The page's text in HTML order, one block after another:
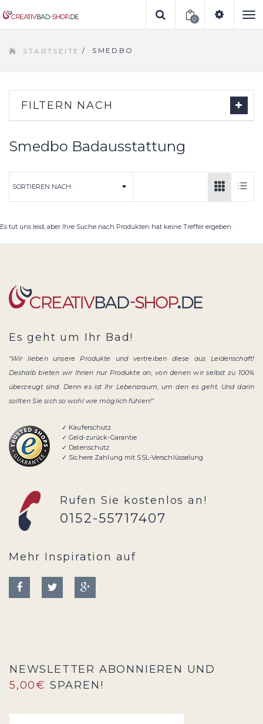
0
STARTSEITE / SMEDBO
FILTERN NACH
Smedbo Badausstattung
Es tut uns leid, aber Ihre Suche nach Produkten hat keine Treffer ergeben.
Es geht um Ihr Bad!
"Wir lieben unsere Produkte und vertreiben diese aus Leidenschaft!
Deshalb bieten wir Ihnen nur Produkte an, von denen wir selbst zu 100%
überzeugt sind. Denn es ist Ihr Lebensraum, um den es geht. Und darin
sollten Sie sich so wohl wie möglich fühlen!"
✓ Käuferschutz
✓ Geld-zurück-Garantie
✓ Datenschutz
✓ Sichere Zahlung mit SSL-Verschlüsselung
Rufen Sie kostenlos an!
0152-55717407
Mehr Inspiration auf
NEWSLETTER ABONNIEREN UND
5,00€ SPAREN!